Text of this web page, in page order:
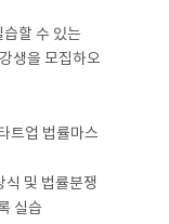
할 수 있는
생을 모집하오
트업 법률마스
및 법률분쟁
실습